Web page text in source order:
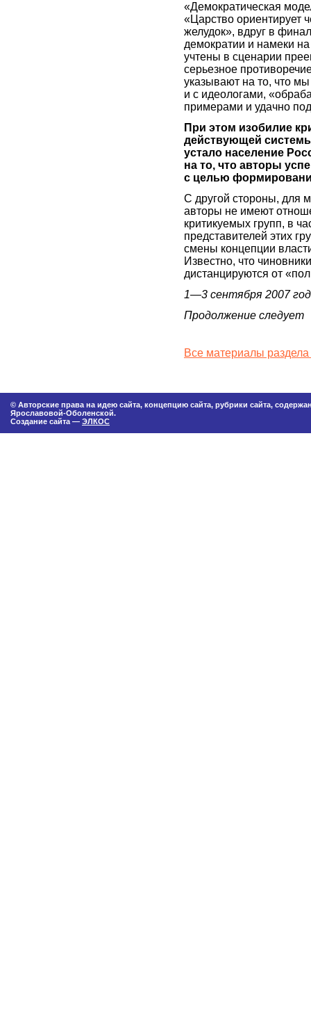
«Демократическая
«Царство ориентирует
желудок», вдруг в
демократии и намеки
учтены в сценарии
серьезное
указывают на то, что
и с идеологами,
примерами и удачно
При этом изобилие
действующей системы
устало население
на то, что авторы
с целью
С другой стороны, для
авторы не имеют
критикуемых групп, в
представителей этих
смены концепции
Известно, что
дистанцируются от
1—3 сентября 2007
Продолжение следует
Все материалы
© Авторские права на идею сайта, концепцию сайта, рубрики сайта,
Ярославовой-Оболенской.
Создание сайта — ЭЛКОС